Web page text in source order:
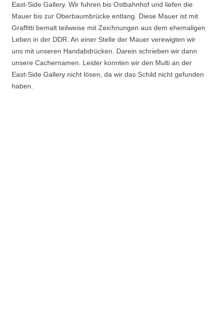
East-Side Gallery. Wir fuhren bis Ostbahnhof und liefen die
Mauer bis zur Oberbaumbrücke entlang. Diese Mauer ist mit
Graffitti bemalt teilweise mit Zeichnungen aus dem ehemaligen
Leben in der DDR. An einer Stelle der Mauer verewigten wir
uns mit unseren Handabdrücken. Darein schrieben wir dann
unsere Cachernamen. Leider konnten wir den Multi an der
East-Side Gallery nicht lösen, da wir das Schild nicht gefunden
haben.